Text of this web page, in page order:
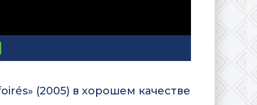
(2005) в хорошем качестве